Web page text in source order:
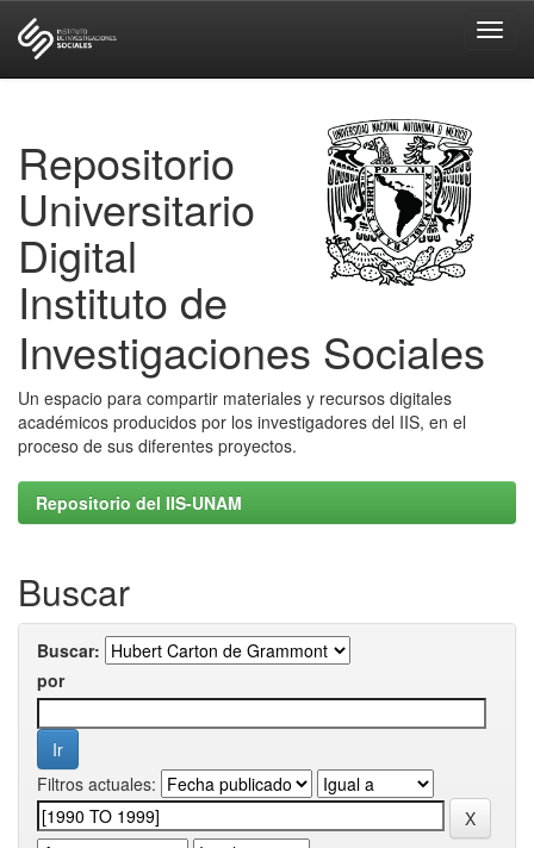
Repositorio
Universitario
Digital
Instituto de
Investigaciones Sociales
Un espacio para compartir materiales y recursos digitales
académicos producidos por los investigadores del IIS, en el
proceso de sus diferentes proyectos.
Repositorio del IIS-UNAM
Buscar
Buscar:
por
Filtros actuales: